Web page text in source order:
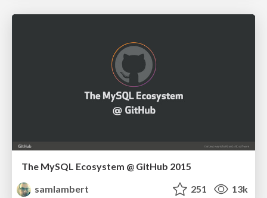
The MySQL Ecosystem @ GitHub 2015
samlambert
251 13k